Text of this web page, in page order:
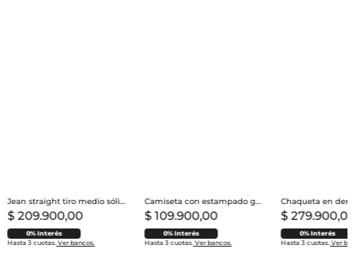
Jean straight tiro medio sólido para hombre
$ 209.900,00
0% Interés
Hasta 3 cuotas.Ver bancos.
Camiseta con estampado grande en espalda para hombre
$ 109.900,00
0% Interés
Hasta 3 cuotas.Ver bancos.
$ 279.900,
0% Interés
Hasta 3 cuotas.Ver